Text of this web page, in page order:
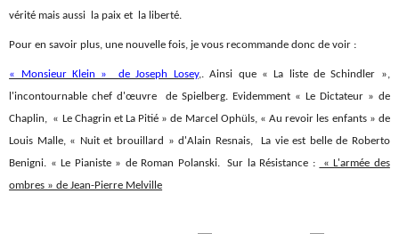
vérité mais aussi la paix et la liberté.
Pour en savoir plus, une nouvelle fois, je vous recommande donc de voir :
« Monsieur Klein » de Joseph Losey,. Ainsi que « La liste de Schindler »,
l'incontournable chef d'œuvre de Spielberg. Evidemment « Le Dictateur » de
Chaplin, « Le Chagrin et La Pitié » de Marcel Ophüls, « Au revoir les enfants » de
Louis Malle, « Nuit et brouillard » d'Alain Resnais, La vie est belle de Roberto
Benigni. « Le Pianiste » de Roman Polanski. Sur la Résistance :
« L'armée des
ombres » de Jean-Pierre Melville